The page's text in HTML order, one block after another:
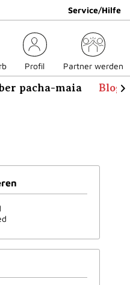
Service/Hilfe
Profil Partner werden
pacha-maia Blog